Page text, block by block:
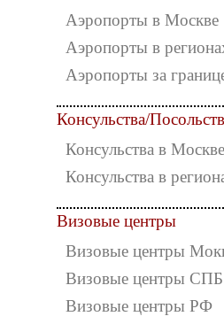
Аэропорты в Москве
Аэропорты в
Аэропорты за
Консульства/
Консульства в Москве
Консульства в
Визовые центры
Визовые центры
Визовые центры СПБ
Визовые центры РФ